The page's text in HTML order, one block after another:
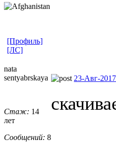
[Профиль]
[ЛС]
nata
sentyabrskay​a
Стаж: 14
лет
Сообщений: 8
23-Авг-